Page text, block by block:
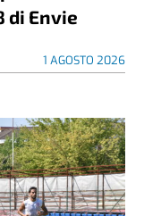
di Envie
1 AGOSTO 2026